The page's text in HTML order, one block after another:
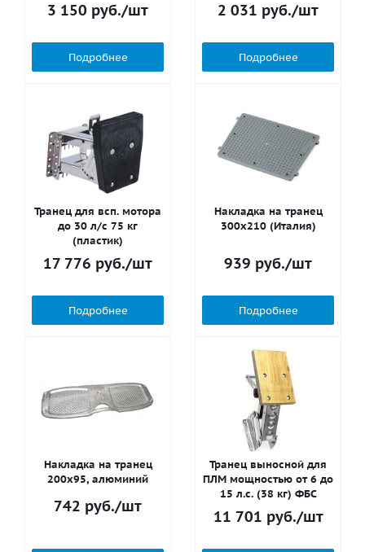
3 150 руб./шт
Подробнее
2 031 руб./шт
Подробнее
Транец для всп. мотора
до 30 л/с 75 кг
(пластик)
17 776 руб./шт
Подробнее
Накладка на транец
300х210 (Италия)
939 руб./шт
Подробнее
Накладка на транец
200х95, алюминий
742 руб./шт
Транец выносной для
ПЛМ мощностью от 6 до
15 л.с. (38 кг) ФБС
11 701 руб./шт